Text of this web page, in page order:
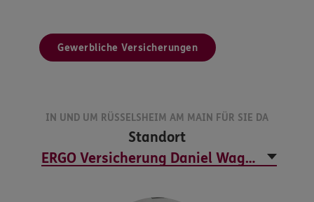
Gewerbliche Versicherungen
IN UND UM RÜSSELSHEIM AM MAIN FÜR SIE DA
Standort